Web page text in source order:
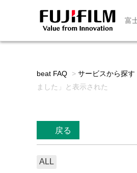
富
beat FAQ > サービスから探す
ました」と表示された
戻る
ALL